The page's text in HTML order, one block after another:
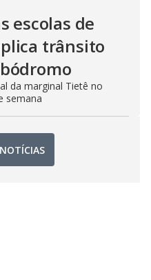
escolas de
trânsito
da marginal Tietê no
semana